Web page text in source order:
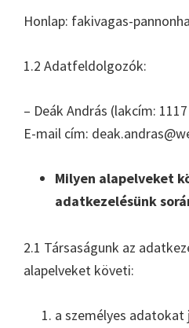
Honlap: fakivagas-
1.2 Adatfeldolgozók:
– Deák András (lakcím:
E-mail cím:
Milyen alapelveket
adatkezelésünk
2.1 Társaságunk az
alapelveket követi:
a személyes adatokat